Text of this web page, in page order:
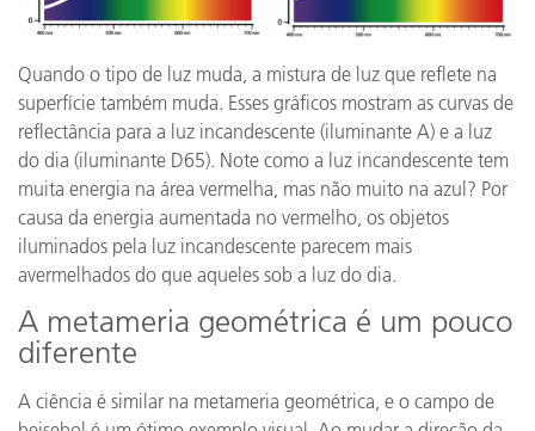
Quando o tipo de luz muda, a mistura de luz que reflete na
superfície também muda. Esses gráficos mostram as curvas de
reflectância para a luz incandescente (iluminante A) e a luz
do dia (iluminante D65). Note como a luz incandescente tem
muita energia na área vermelha, mas não muito na azul? Por
causa da energia aumentada no vermelho, os objetos
iluminados pela luz incandescente parecem mais
avermelhados do que aqueles sob a luz do dia.
A metameria geométrica é um pouco
diferente
A ciência é similar na metameria geométrica, e o campo de